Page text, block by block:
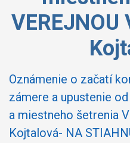
VEREJNOU
Oznámenie o začatí
zámere a upustenie
a miestneho šetrenia
Kojtalová- NA